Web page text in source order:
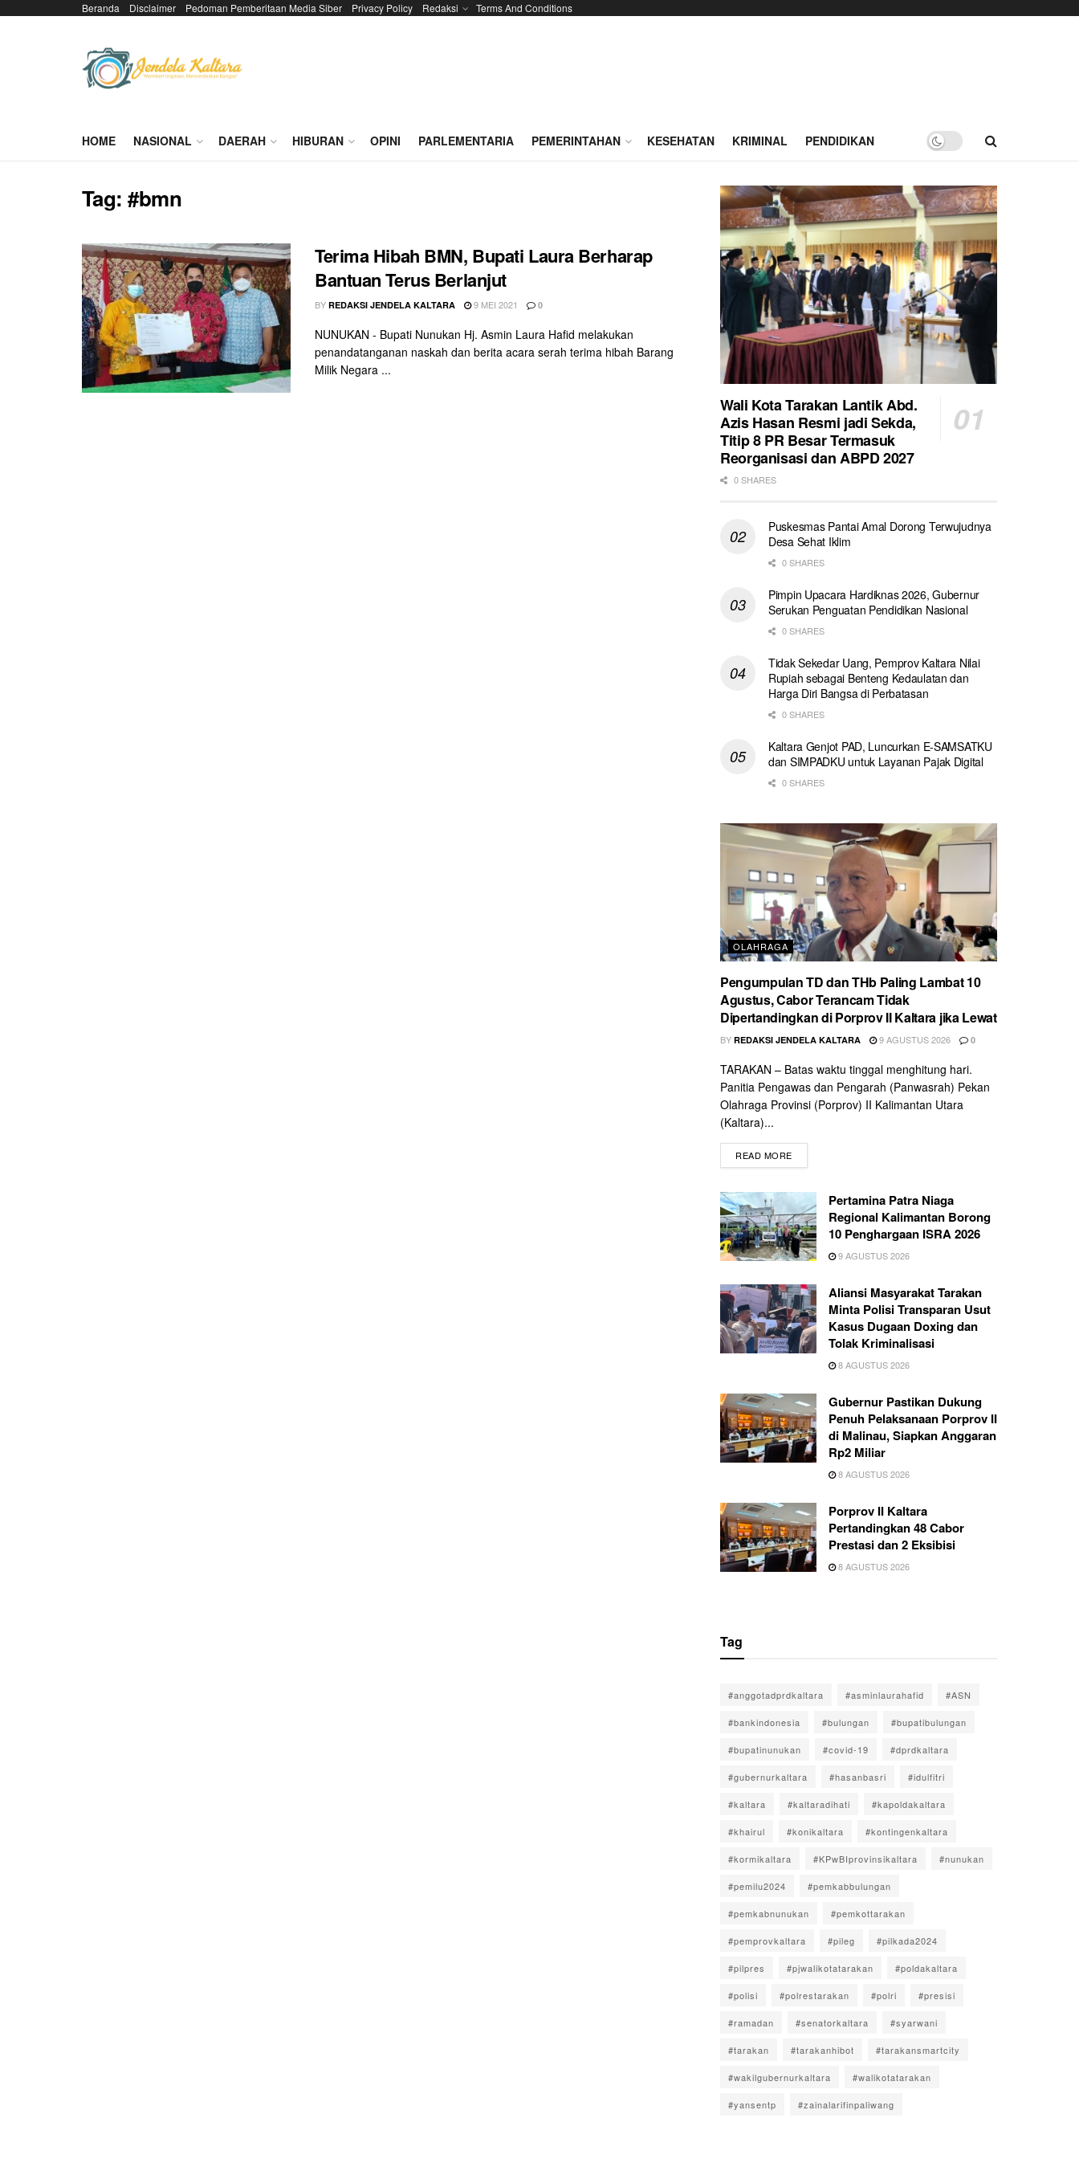
Beranda Disclaimer Pedoman Pemberitaan Media Siber Privacy Policy Redaksi Terms And Conditions
HOME NASIONAL DAERAH HIBURAN OPINI PARLEMENTARIA PEMERINTAHAN KESEHATAN KRIMINAL PENDIDIKAN
Tag:#bmn
Terima Hibah BMN, Bupati Laura Berharap
Bantuan Terus Berlanjut
BY REDAKSI JENDELA KALTARA 9 MEI 2021 0
NUNUKAN - Bupati Nunukan Hj. Asmin Laura Hafid melakukan
penandatanganan naskah dan berita acara serah terima hibah Barang
Milik Negara ...
Wali Kota Tarakan Lantik Abd.
Azis Hasan Resmi jadi Sekda,
Titip 8 PR Besar Termasuk
Reorganisasi dan ABPD 2027
0 SHARES
Puskesmas Pantai Amal Dorong Terwujudnya
Desa Sehat Iklim
0 SHARES
Pimpin Upacara Hardiknas 2026, Gubernur
Serukan Penguatan Pendidikan Nasional
0 SHARES
Tidak Sekedar Uang, Pemprov Kaltara Nilai
Rupiah sebagai Benteng Kedaulatan dan
Harga Diri Bangsa di Perbatasan
0 SHARES
Kaltara Genjot PAD, Luncurkan E-SAMSATKU
dan SIMPADKU untuk Layanan Pajak Digital
0 SHARES
OLAHRAGA
Pengumpulan TD dan THb Paling Lambat 10
Agustus, Cabor Terancam Tidak
Dipertandingkan di Porprov II Kaltara jika Lewat
BY REDAKSI JENDELA KALTARA 9 AGUSTUS 2026 0
TARAKAN – Batas waktu tinggal menghitung hari.
Panitia Pengawas dan Pengarah (Panwasrah) Pekan
Olahraga Provinsi (Porprov) II Kalimantan Utara
(Kaltara)...
READ MORE
Pertamina Patra Niaga
Regional Kalimantan Borong
10 Penghargaan ISRA 2026
9 AGUSTUS 2026
Aliansi Masyarakat Tarakan
Minta Polisi Transparan Usut
Kasus Dugaan Doxing dan
Tolak Kriminalisasi
8 AGUSTUS 2026
Gubernur Pastikan Dukung
Penuh Pelaksanaan Porprov II
di Malinau, Siapkan Anggaran
Rp2 Miliar
8 AGUSTUS 2026
Porprov II Kaltara
Pertandingkan 48 Cabor
Prestasi dan 2 Eksibisi
8 AGUSTUS 2026
Tag
#anggotadprdkaltara #asminlaurahafid #ASN
#bankindonesia #bulungan #bupatibulungan
#bupatinunukan #covid-19 #dprdkaltara
#gubernurkaltara #hasanbasri #idulfitri
#kaltara #kaltaradihati #kapoldakaltara
#khairul #konikaltara #kontingenkaltara
#kormikaltara #KPwBIprovinsikaltara #nunukan
#pemilu2024 #pemkabbulungan
#pemkabnunukan #pemkottarakan
#pemprovkaltara #pileg #pilkada2024
#pilpres #pjwalikotatarakan #poldakaltara
#polisi #polrestarakan #polri #presisi
#ramadan #senatorkaltara #syarwani
#tarakan #tarakanhibot #tarakansmartcity
#wakilgubernurkaltara #walikotatarakan
#yansentp #zainalarifinpaliwang